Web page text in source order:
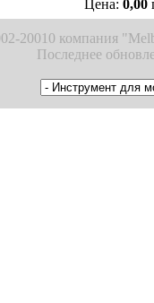
Цена: 0,00
20010 компания
Последнее